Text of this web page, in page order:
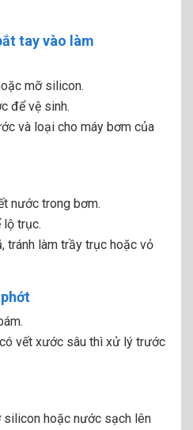
tay vào làm
mỡ silicon.
để vệ sinh.
và loại cho máy bơm của
nước trong bơm.
lộ trục.
tránh làm trầy trục hoặc vỏ
vết xước sâu thì xử lý trước
silicon hoặc nước sạch lên